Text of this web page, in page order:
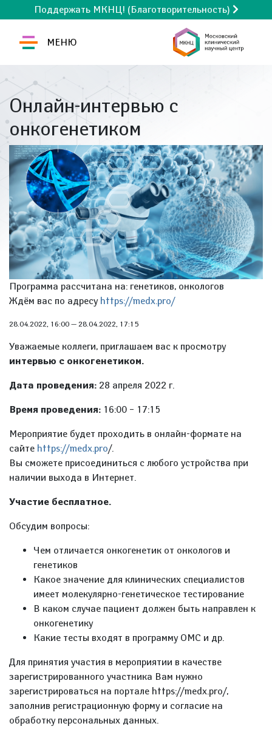
Поддержать МКНЦ! (Благотворительность)
МЕНЮ
Онлайн-интервью с
онкогенетиком
Программа рассчитана на: генетиков, онкологов
Ждём вас по адресу https://medx.pro/
28.04.2022, 16:00 — 28.04.2022, 17:15
Уважаемые коллеги, приглашаем вас к просмотру
интервью с онкогенетиком.
Дата проведения: 28 апреля 2022 г.
Время проведения: 16:00 – 17:15
Мероприятие будет проходить в онлайн-формате на
сайте https://medx.pro/.
Вы сможете присоединиться с любого устройства при
наличии выхода в Интернет.
Участие бесплатное.
Обсудим вопросы:
Чем отличается онкогенетик от онкологов и
генетиков
Какое значение для клинических специалистов
имеет молекулярно-генетическое тестирование
В каком случае пациент должен быть направлен к
онкогенетику
Какие тесты входят в программу ОМС и др.
Для принятия участия в мероприятии в качестве
зарегистрированного участника Вам нужно
зарегистрироваться на портале https://medx.pro/,
заполнив регистрационную форму и согласие на
обработку персональных данных.